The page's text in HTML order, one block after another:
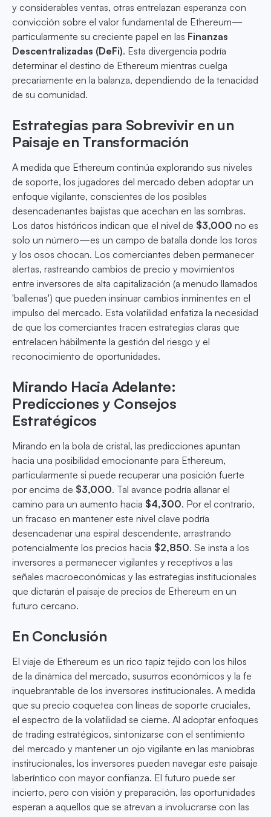
y considerables ventas, otras entrelazan esperanza con
convicción sobre el valor fundamental de Ethereum—
particularmente su creciente papel en las Finanzas
Descentralizadas (DeFi). Esta divergencia podría
determinar el destino de Ethereum mientras cuelga
precariamente en la balanza, dependiendo de la tenacidad
de su comunidad.
Estrategias para Sobrevivir en un
Paisaje en Transformación
A medida que Ethereum continúa explorando sus niveles
de soporte, los jugadores del mercado deben adoptar un
enfoque vigilante, conscientes de los posibles
desencadenantes bajistas que acechan en las sombras.
Los datos históricos indican que el nivel de $3,000 no es
solo un número—es un campo de batalla donde los toros
y los osos chocan. Los comerciantes deben permanecer
alertas, rastreando cambios de precio y movimientos
entre inversores de alta capitalización (a menudo llamados
'ballenas') que pueden insinuar cambios inminentes en el
impulso del mercado. Esta volatilidad enfatiza la necesidad
de que los comerciantes tracen estrategias claras que
entrelacen hábilmente la gestión del riesgo y el
reconocimiento de oportunidades.
Mirando Hacia Adelante:
Predicciones y Consejos
Estratégicos
Mirando en la bola de cristal, las predicciones apuntan
hacia una posibilidad emocionante para Ethereum,
particularmente si puede recuperar una posición fuerte
por encima de $3,000. Tal avance podría allanar el
camino para un aumento hacia $4,300. Por el contrario,
un fracaso en mantener este nivel clave podría
desencadenar una espiral descendente, arrastrando
potencialmente los precios hacia $2,850. Se insta a los
inversores a permanecer vigilantes y receptivos a las
señales macroeconómicas y las estrategias institucionales
que dictarán el paisaje de precios de Ethereum en un
futuro cercano.
En Conclusión
El viaje de Ethereum es un rico tapiz tejido con los hilos
de la dinámica del mercado, susurros económicos y la fe
inquebrantable de los inversores institucionales. A medida
que su precio coquetea con líneas de soporte cruciales,
el espectro de la volatilidad se cierne. Al adoptar enfoques
de trading estratégicos, sintonizarse con el sentimiento
del mercado y mantener un ojo vigilante en las maniobras
institucionales, los inversores pueden navegar este paisaje
laberíntico con mayor confianza. El futuro puede ser
incierto, pero con visión y preparación, las oportunidades
esperan a aquellos que se atrevan a involucrarse con las